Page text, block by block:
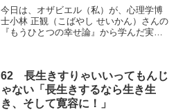
今日は、オザビエル（私）が、心理学博
士小林 正観（こばやし せいかん）さんの
『もうひとつの幸せ論』から学んだ実践
みます。「夢」や...
62 長生きすりゃいいってもんじ
ゃない「長生きするなら生き生
き、そして寛容に！」